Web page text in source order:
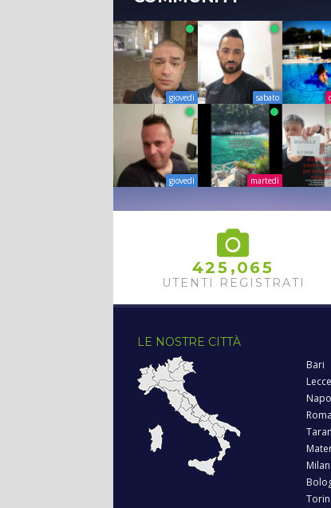
giovedì sabato
giovedì martedì
425 ,065
UTENTI REGISTRATI
LE NOSTRE CITTÀ
Bari
Lecce
Roma